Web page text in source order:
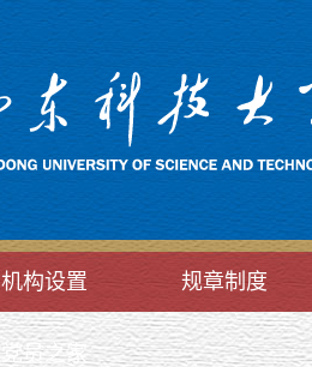
机构设置 规章制度
党员之家